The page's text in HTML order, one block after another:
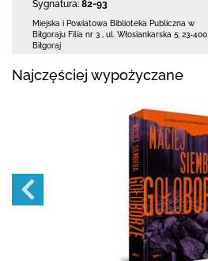
Sygnatura: 82-93
Miejska i Powiatowa Biblioteka Publiczna w
Biłgoraju Filia nr 3
ul. Włosiankarska 5 23-400
Biłgoraj
Najczęściej wypożyczane